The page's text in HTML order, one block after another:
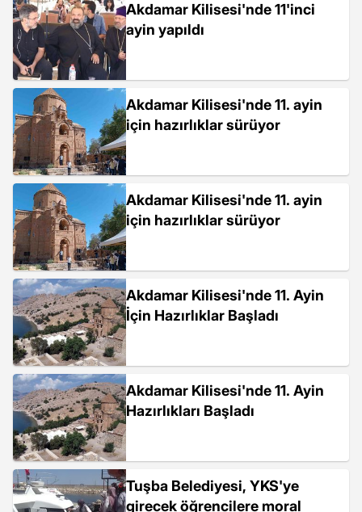
Akdamar Kilisesi'nde 11'inci
ayin yapıldı
Akdamar Kilisesi'nde 11. ayin
için hazırlıklar sürüyor
Akdamar Kilisesi'nde 11. ayin
için hazırlıklar sürüyor
Akdamar Kilisesi'nde 11. Ayin
İçin Hazırlıklar Başladı
Akdamar Kilisesi'nde 11. Ayin
Hazırlıkları Başladı
Tuşba Belediyesi, YKS'ye
girecek öğrencilere moral